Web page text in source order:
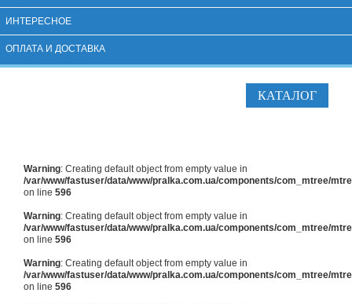
ИНТЕРЕСНОЕ
ОПЛАТА И ДОСТАВКА
КАТАЛОГ
Warning: Creating default object from empty value in
/var/www/fastuser/data/www/pralka.com.ua/components/com_mtree/
on line 596
Warning: Creating default object from empty value in
/var/www/fastuser/data/www/pralka.com.ua/components/com_mtree/
on line 596
Warning: Creating default object from empty value in
/var/www/fastuser/data/www/pralka.com.ua/components/com_mtree/
on line 596